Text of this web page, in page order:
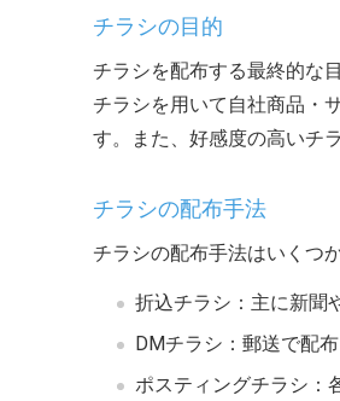
チラシの目的
チラシを配布する最終的な
チラシを用いて自社商品・
す。また、好感度の高いチ
チラシの配布手法
チラシの配布手法はいくつ
折込チラシ：主に新聞
DMチラシ：郵送で配布
ポスティングチラシ：